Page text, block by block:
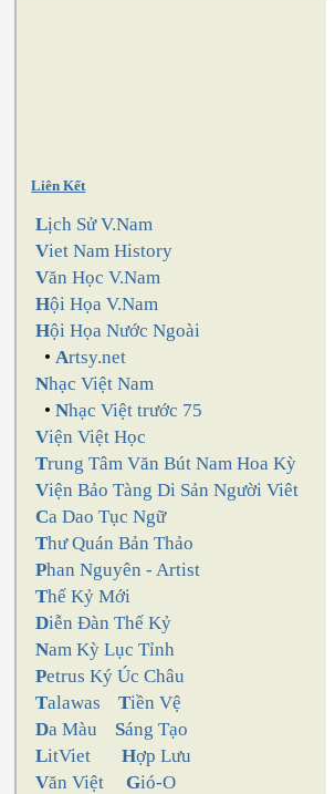
Liên Kết
Lịch Sử V.Nam
Viet Nam History
Văn Học V.Nam
Hội Họa V.Nam
Hội Họa Nước Ngoài
•Artsy.net
Nhạc Việt Nam
•Nhạc Việt trước 75
Viện Việt Học
Trung Tâm Văn Bút Nam Hoa Kỳ
Viện Bảo Tàng Di Sản Người Viêt
Ca Dao Tục Ngữ
Thư Quán Bản Thảo
Phan Nguyên - Artist
Thế Kỷ Mới
Diễn Đàn Thế Kỷ
Nam Kỳ Lục Tỉnh
Petrus Ký Úc Châu
Talawas Tiền Vệ
Da Màu Sáng Tạo
LitViet Hợp Lưu
Văn Việt Gió-O